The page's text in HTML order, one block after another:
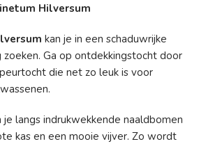
Hilversum
kan je in een schaduwrijke
Ga op ontdekkingstocht door
die net zo leuk is voor
langs indrukwekkende naaldbomen
kas en een mooie vijver. Zo wordt